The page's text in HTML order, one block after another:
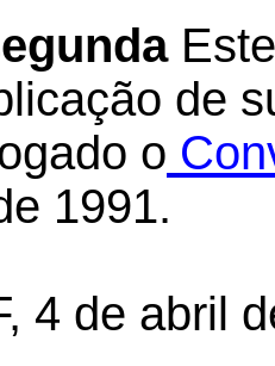
de
o
1991.
4 de abril